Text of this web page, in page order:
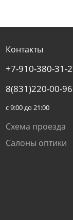
Контакты
+7-910-380-31-
8(831)220-00-96
с 9:00 до 21:00
Схема проезда
Салоны оптики